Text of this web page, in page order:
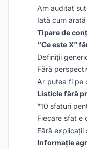
Am auditat
Iată cum
Tipare de
“Ce este X”
Definiții
Fără
Ar putea fi pe
Listicle fără
“10 sfaturi
Fiecare sfat e
Fără explicații
Informație